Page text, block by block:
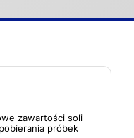
zawartości soli
próbek